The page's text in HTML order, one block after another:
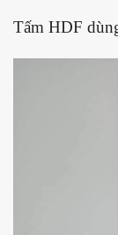
Tấm HDF